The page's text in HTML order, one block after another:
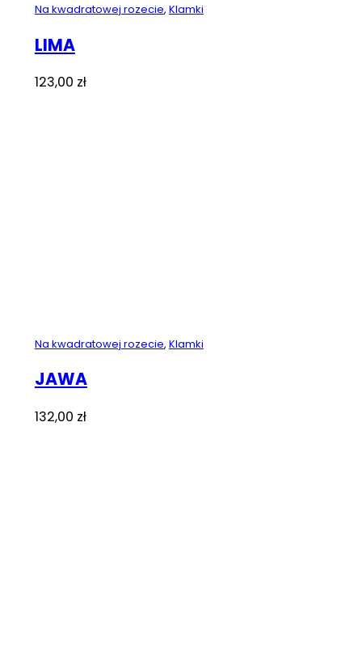
Na kwadratowej rozecie, Klamki
LIMA
123,00 zł
Na kwadratowej rozecie, Klamki
JAWA
132,00 zł